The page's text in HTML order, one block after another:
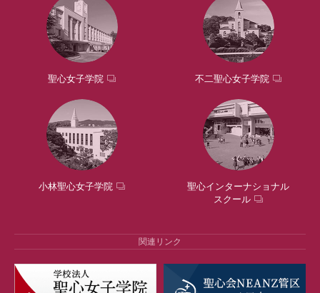
聖心女子学院 不二聖心女子学院
小林聖心女子学院
聖心インターナショナル
スクール
関連リンク